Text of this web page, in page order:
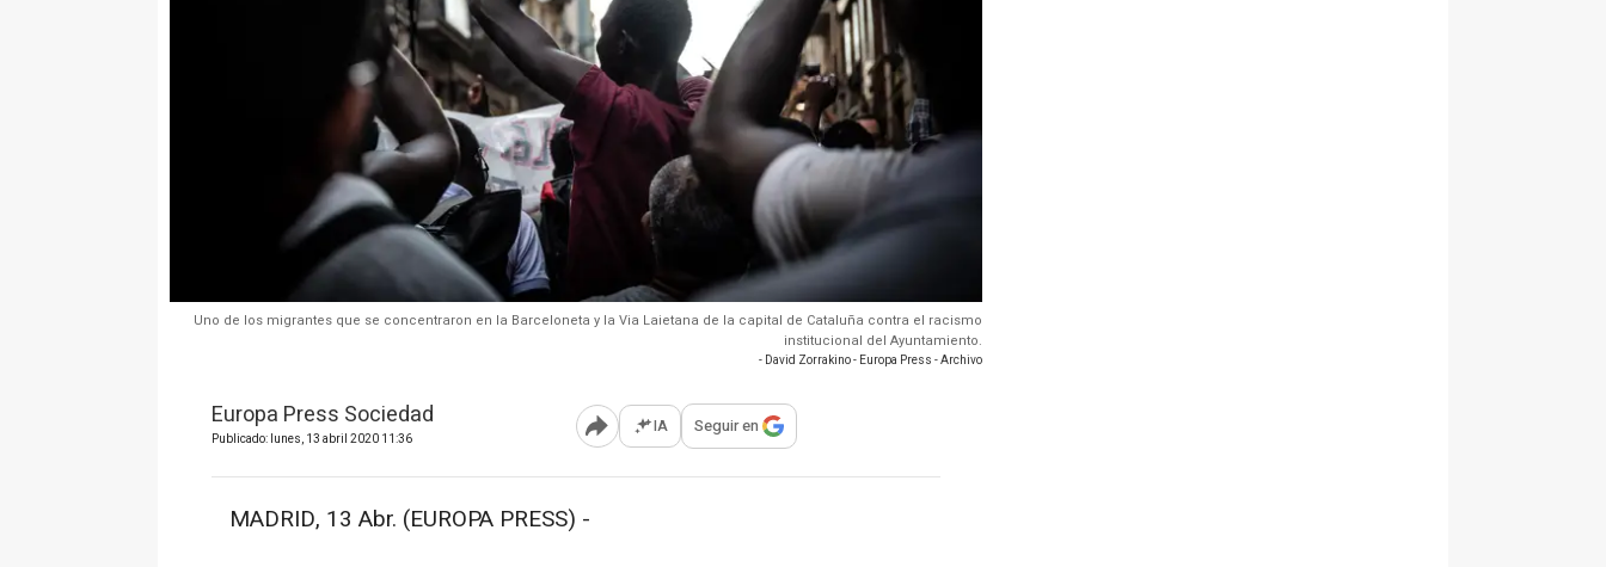
Uno de los migrantes que se concentraron en la Barceloneta y la Via Laietana de la capital de Cataluña contra el racismo
institucional del Ayuntamiento.
- David Zorrakino - Europa Press - Archivo
Europa Press Sociedad
Publicado: lunes, 13 abril 2020 11:36 Abrir opciones para compartir
IA Seguir en
MADRID, 13 Abr. (EUROPA PRESS) -